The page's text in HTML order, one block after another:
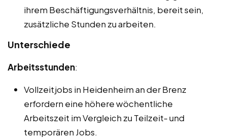
ihrem Beschäftigungsverhältnis, bereit sein,
zusätzliche Stunden zu arbeiten.
Unterschiede
Arbeitsstunden:
Vollzeitjobs in Heidenheim an der Brenz
erfordern eine höhere wöchentliche
Arbeitszeit im Vergleich zu Teilzeit- und
temporären Jobs.